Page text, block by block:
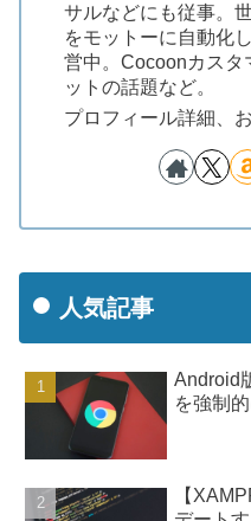
サルなどにも従事。
をモットーに自動化
営中。Cocoonカスタ
ットの話題など。
プロフィール詳細、
人気記事
Android
を強制
【